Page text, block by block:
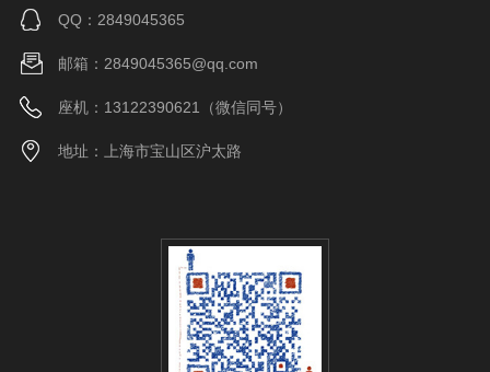
QQ：2849045365
邮箱：2849045365@qq.com
座机：13122390621（微信同号）
地址：上海市宝山区沪太路